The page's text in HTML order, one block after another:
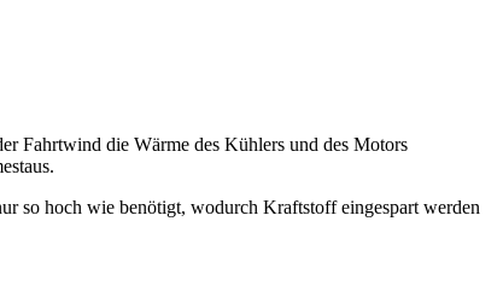
Fahrtwind die Wärme des Kühlers und des Motors
so hoch wie benötigt, wodurch Kraftstoff eingespart werden